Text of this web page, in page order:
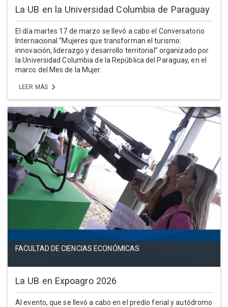
La UB en la Universidad Columbia de Paraguay
El día martes 17 de marzo se llevó a cabo el Conversatorio
Internacional “Mujeres que transforman el turismo:
innovación, liderazgo y desarrollo territorial” organizado por
la Universidad Columbia de la República del Paraguay, en el
marco del Mes de la Mujer.
LEER MÁS
FACULTAD DE CIENCIAS ECONÓMICAS
La UB en Expoagro 2026
Al evento, que se llevó a cabo en el predio ferial y autódromo